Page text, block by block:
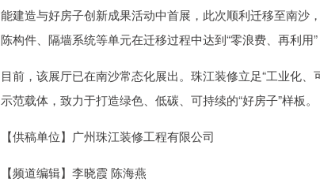
能建造与好房子创新成果活动中首展，此次顺利迁移至南沙
陈构件、隔墙系统等单元在迁移过程中达到“零浪费、再利用
目前，该展厅已在南沙常态化展出。珠江装修立足“工业化
示范载体，致力于打造绿色、低碳、可持续的“好房子”样板。
【供稿单位】广州珠江装修工程有限公司
【频道编辑】李晓霞 陈海燕